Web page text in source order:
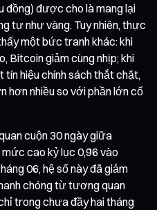
đồng) được cho là mang lại
tự như vàng. Tuy nhiên, thực
một bức tranh khác: khi
Bitcoin giảm cùng nhịp; khi
hiệu chính sách thắt chặt,
hơn nhiều so với phần lớn cổ
cuộn 30 ngày giữa
cao kỷ lục 0,96 vào
06, hệ số này đã giảm
chóng từ tương quan
trong chưa đầy hai tháng